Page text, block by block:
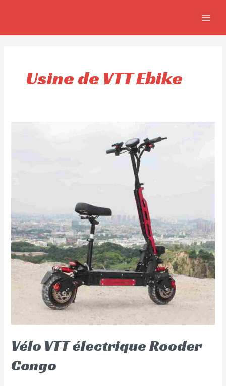
Usine de VTT Ebike
Vélo VTT électrique Rooder
Congo